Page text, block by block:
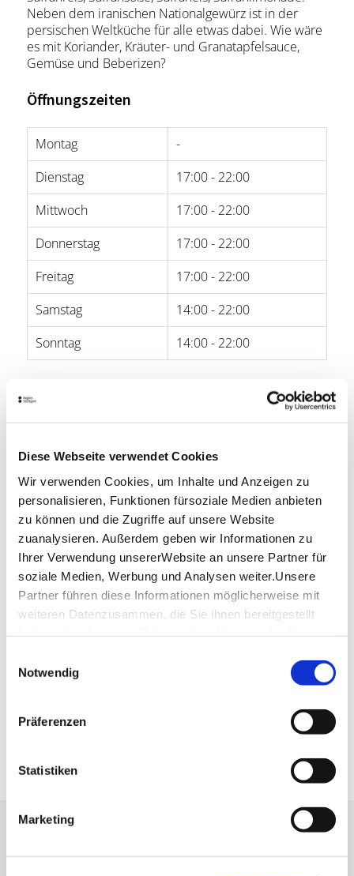
Diese Webseite verwendet Cookies
Wir verwenden Cookies, um Inhalte und Anzeigen zu
personalisieren, Funktionen fürsoziale Medien anbieten
zu können und die Zugriffe auf unsere Website
zuanalysieren. Außerdem geben wir Informationen zu
Ihrer Verwendung unsererWebsite an unsere Partner für
soziale Medien, Werbung und Analysen weiter.Unsere
Partner führen diese Informationen möglicherweise mit
weiteren Datenzusammen, die Sie ihnen bereitgestellt
Impressum
Notwendig
Präferenzen
Statistiken
Marketing
Neben dem iranischen Nationalgewürz ist in der
persischen Weltküche für alle etwas dabei. Wie wäre
es mit Koriander, Kräuter- und Granatapfelsauce,
Gemüse und Beberizen?
Öffnungszeiten
Montag
-
Dienstag
17:00 - 22:00
Mittwoch
17:00 - 22:00
Donnerstag
17:00 - 22:00
Freitag
17:00 - 22:00
Samstag
14:00 - 22:00
Sonntag
14:00 - 22:00
Öffnungszeiten von Google
Lage & Kontakt
Safran - Persisches Restaurant
Schloßstraße 57A
70176 Stuttgart
Telefon:
0711 65863893
Website:www.safran-stuttgart.de